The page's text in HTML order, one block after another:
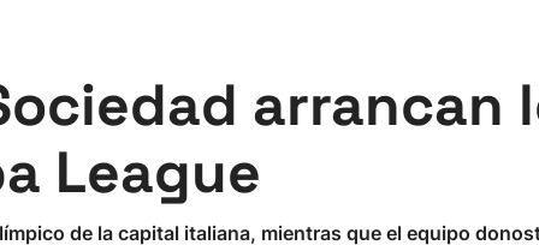
arrancan
League
de la capital italiana, mientras que el equipo